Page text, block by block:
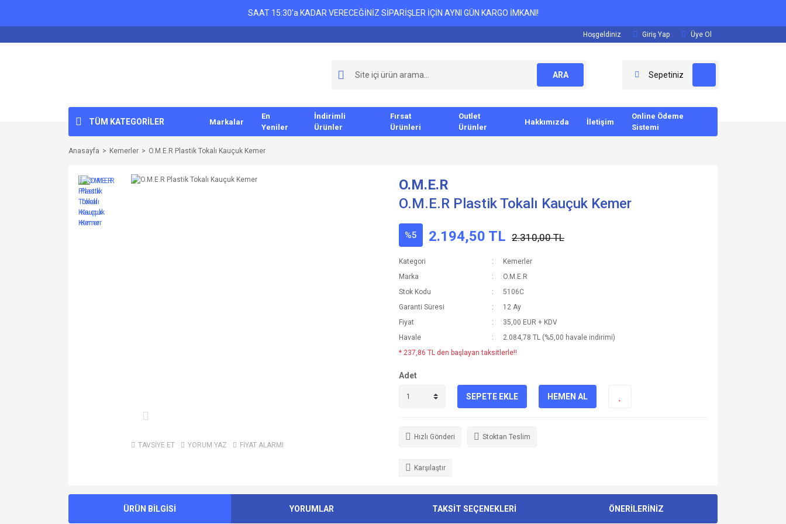
SAAT 15:30'a KADAR VERECEĞİNİZ SİPARİŞLER İÇİN AYNI GÜN KARGO İMKANI!
Hoşgeldiniz Giriş Yap Üye Ol
ARA Sepetiniz
TÜM KATEGORİLER Markalar
En
Yeniler
İndirimli
Ürünler
Fırsat
Ürünleri
Outlet
Ürünler
Hakkımızda İletişim
Online Ödeme
Sistemi
Anasayfa Kemerler O.M.E.R Plastik Tokalı Kauçuk Kemer
TAVSİYE ET YORUM YAZ FİYAT ALARMI
O.M.E.R
O.M.E.R Plastik Tokalı Kauçuk Kemer
%5 2.194,50 TL 2.310,00 TL
Kategori
Kemerler
Marka
O.M.E.R
Stok Kodu
5106C
Garanti Süresi
12 Ay
Fiyat
35,00 EUR + KDV
Havale
2.084,78 TL (%5,00 havale indirimi)
* 237,86 TL den başlayan taksitlerle!!
Adet
SEPETE EKLE HEMEN AL
Hızlı Gönderi Stoktan Teslim
Karşılaştır
ÜRÜN BİLGİSİ YORUMLAR TAKSİT SEÇENEKLERİ ÖNERİLERİNİZ